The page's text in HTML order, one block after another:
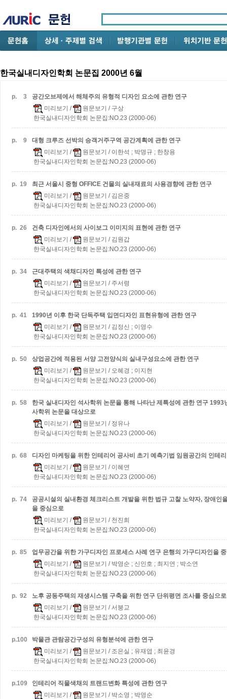
한국실내디자인학회 논문집 2000년 6월
p. 3
공간오브제에서 해체주의 유형적 디자인 요소에 관한 연구
미리보기 / 원문보기 / 구상
한국실내디자인학회 논문집:NO.23 (2000-06)
p. 9
대형 크루즈 선박의 승객거주구역 공간계획에 관한 연구
미리보기 / 원문보기 / 이한석 ; 박명규 ; 한창용
한국실내디자인학회 논문집:NO.23 (2000-06)
p. 19
최근 서울시 중형 OFFICE 건물의 실내재료의 사용경향에 관한 연구
미리보기 / 원문보기 / 김은중
한국실내디자인학회 논문집:NO.23 (2000-06)
p. 26
건축 디자인에서의 사이보그 이미지의 표현에 관한 연구
미리보기 / 원문보기 / 김원갑
한국실내디자인학회 논문집:NO.23 (2000-06)
p. 34
근대주택의 색채디자인 특성에 관한 연구
미리보기 / 원문보기 / 주서령
한국실내디자인학회 논문집:NO.23 (2000-06)
p. 41
1990년 이후 한국 단독주택 입면디자인 표현유형에 관한 연구
미리보기 / 원문보기 / 김정신 ; 이영수
한국실내디자인학회 논문집:NO.23 (2000-06)
p. 50
상업공간에 적용된 서양 고전양식의 실내구성요소에 관한 연구
미리보기 / 원문보기 / 오혜경 ; 이지현
한국실내디자인학회 논문집:NO.23 (2000-06)
p. 58 한국 실내디자인 석사학위 논문을 통해 나타난 제특성에 관한 연구 1993
사학위 논문을 대상으로
미리보기 / 원문보기 / 정유나
한국실내디자인학회 논문집:NO.23 (2000-06)
p. 68 디자인 마케팅을 위한 인테리어 공사비 초기 예측기법 임원공간의 인테
미리보기 / 원문보기 / 이혜연
한국실내디자인학회 논문집:NO.23 (2000-06)
p. 74 공공시설의 실내환경 체크리스트 개발을 위한 법규 고찰 노약자, 장애인
을 중심으로
미리보기 / 원문보기 / 천진희
한국실내디자인학회 논문집:NO.23 (2000-06)
p. 85 업무공간을 위한 가구디자인 프로세스 사례 연구 은행의 가구디자인을
미리보기 / 원문보기 / 박영순 ; 신인호 ; 최지연 ; 박소연
한국실내디자인학회 논문집:NO.23 (2000-06)
p. 92 노후 공동주택의 재생시스템 구축을 위한 연구 단위평면 조사를 중심으로
미리보기 / 원문보기 / 서붕교
한국실내디자인학회 논문집:NO.23 (2000-06)
p.100
박물관 관람공간구성의 유형분석에 관한 연구
미리보기 / 원문보기 / 조은실 ; 유재엽 ; 최윤경
한국실내디자인학회 논문집:NO.23 (2000-06)
p.109
인테리어 직물색채의 트랜드변화 특성에 관한 연구
미리보기 / 원문보기 / 박소영 ; 박영순